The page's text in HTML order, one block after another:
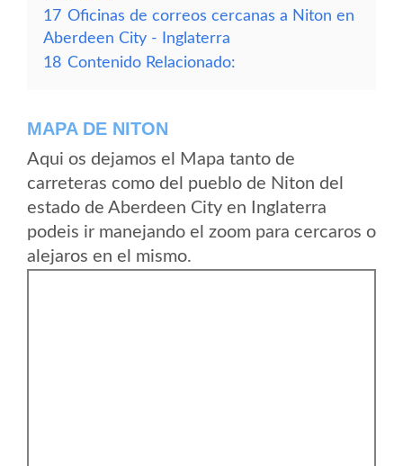
17 Oficinas de correos cercanas a Niton en
Aberdeen City - Inglaterra
18 Contenido Relacionado:
MAPA DE NITON
Aqui os dejamos el Mapa tanto de
carreteras como del pueblo de Niton del
estado de Aberdeen City en Inglaterra
podeis ir manejando el zoom para cercaros o
alejaros en el mismo.